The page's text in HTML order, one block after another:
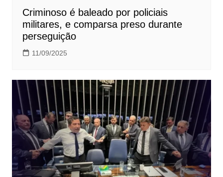
Criminoso é baleado por policiais
militares, e comparsa preso durante
perseguição
11/09/2025